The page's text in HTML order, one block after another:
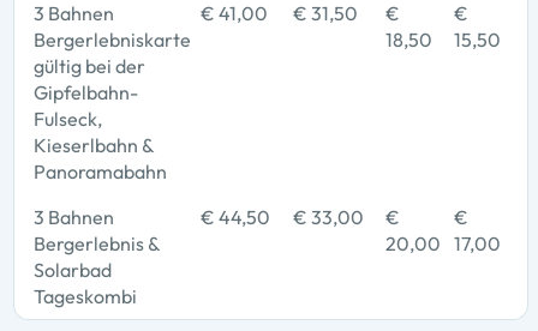
3 Bahnen
Bergerlebniskarte
gültig bei der
Gipfelbahn-
Fulseck,
Kieserlbahn &
Panoramabahn
€ 41,00 € 31,50
€
18,50
€
15,50
3 Bahnen
Bergerlebnis &
Solarbad
Tageskombi
€ 44,50 € 33,00
€
20,00
€
17,00